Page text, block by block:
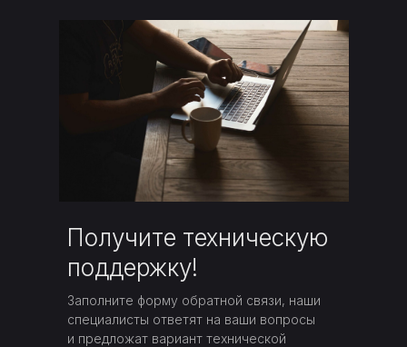
Получите техническую
поддержку!
Заполните форму обратной связи, наши
специалисты ответят на ваши вопросы
и предложат вариант технической